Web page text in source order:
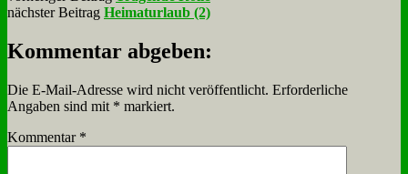
nächster Beitrag Heimaturlaub (2)
Kommentar abgeben:
Die E-Mail-Adresse wird nicht veröffentlicht. Erforderliche
Angaben sind mit * markiert.
Kommentar *